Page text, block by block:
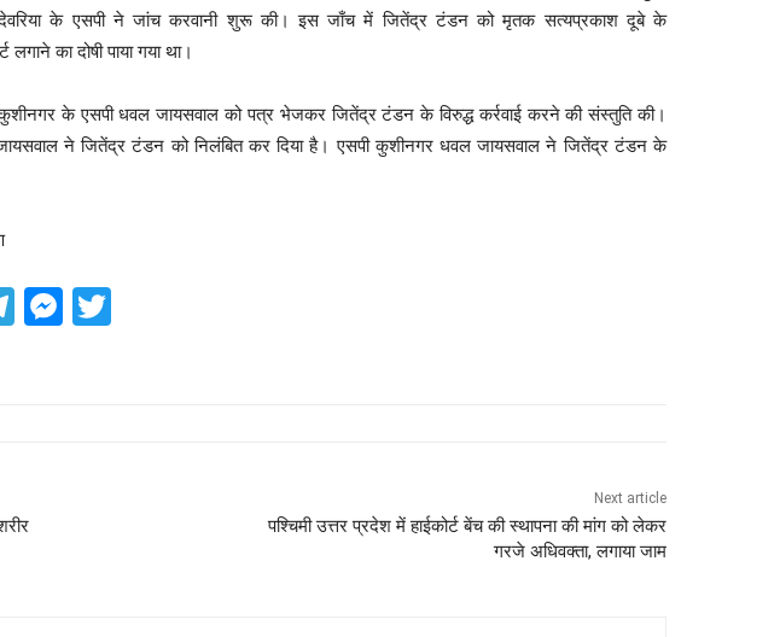
के एसपी ने जांच करवानी शुरू की। इस जाँच में जितेंद्र टंडन को मृतक सत्यप्रकाश दूबे के
का दोषी पाया गया था।
के एसपी धवल जायसवाल को पत्र भेजकर जितेंद्र टंडन के विरुद्ध कर्रवाई करने की संस्तुति की।
ने जितेंद्र टंडन को निलंबित कर दिया है। एसपी कुशीनगर धवल जायसवाल ने जितेंद्र टंडन के
T
M
Next article
पश्चिमी उत्तर प्रदेश में हाईकोर्ट बेंच की स्थापना की मांग को लेकर
गरजे अधिवक्ता, लगाया जाम